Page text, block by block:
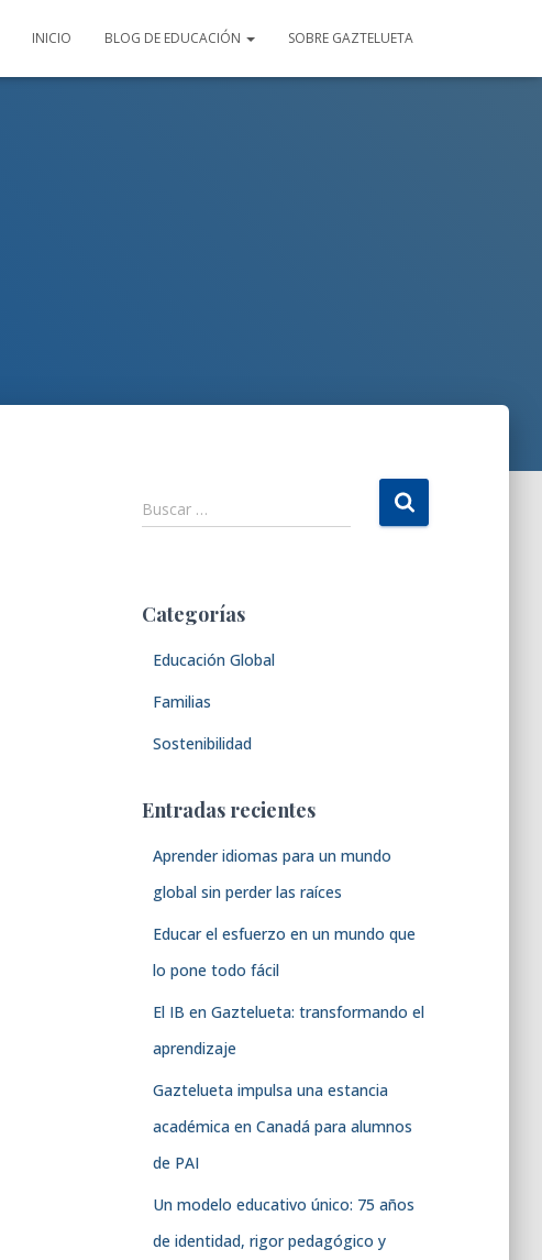
INICIO BLOG DE EDUCACIÓN SOBRE GAZTELUETA
B
u
r
Buscar …
Categorías
Educación Global
Familias
Sostenibilidad
Entradas recientes
Aprender idiomas para un mundo
global sin perder las raíces
Educar el esfuerzo en un mundo que
lo pone todo fácil
El IB en Gaztelueta: transformando el
aprendizaje
Gaztelueta impulsa una estancia
académica en Canadá para alumnos
de PAI
Un modelo educativo único: 75 años
de identidad, rigor pedagógico y